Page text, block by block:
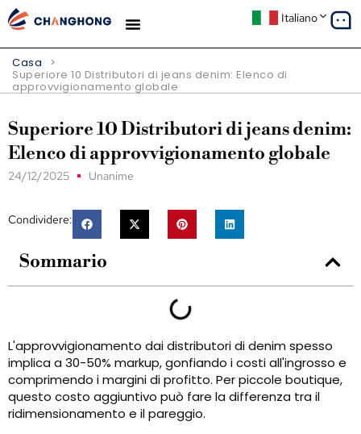
Italiano
Casa >
Superiore 10 Distributori di jeans denim: Elenco di
approvvigionamento globale
Superiore 10 Distributori di jeans denim:
Elenco di approvvigionamento globale
24/12/2025 Unanime
Condividere:
Sommario
L'approvvigionamento dai distributori di denim spesso
implica a 30-50% markup, gonfiando i costi all'ingrosso e
comprimendo i margini di profitto. Per piccole boutique,
questo costo aggiuntivo può fare la differenza tra il
ridimensionamento e il pareggio.